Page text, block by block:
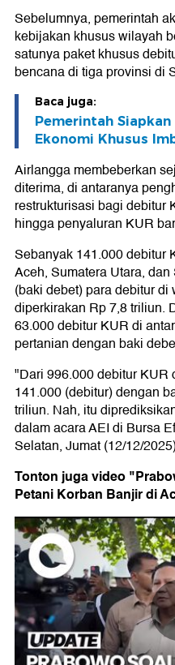
Sebelumnya, pemerintah
kebijakan khusus wilayah
satunya paket khusus
bencana di tiga provinsi di
Baca juga:
Pemerintah
Ekonomi Khusus
Airlangga membeberkan
diterima, di antaranya
restrukturisasi bagi debitur
hingga penyaluran KUR
Sebanyak 141.000 debitur
Aceh, Sumatera Utara,
(baki debet) para debitur
diperkirakan Rp 7,8 triliun.
63.000 debitur KUR di
pertanian dengan baki
"Dari 996.000 debitur KUR
141.000 (debitur) dengan
triliun. Nah, itu
dalam acara AEI di Bursa
Selatan, Jumat (12/12/
Tonton juga video
Petani Korban Banjir di